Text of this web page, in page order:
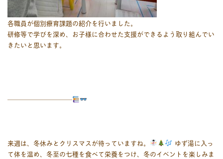
各職員が個別療育課題の紹介を行いました。
研修等で学びを深め、お子様に合わせた支援ができるよう取り組んでい
きたいと思います。
――――――――――
来週は、冬休みとクリスマスが待っていますね。
ゆず湯に入っ
て体を温め、冬至の七種を食べて栄養をつけ、冬のイベントを楽しみま